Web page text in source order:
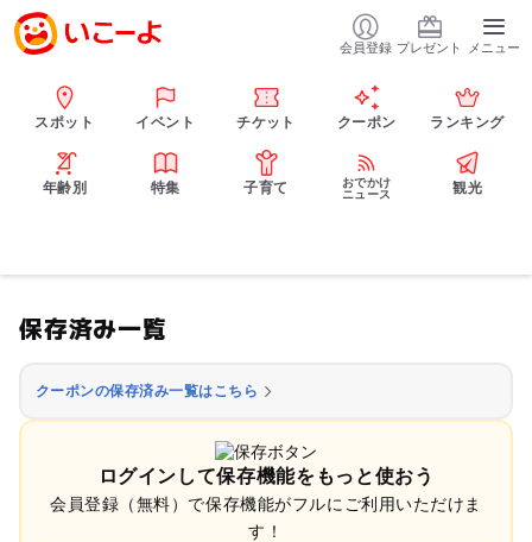
会員登録 プレゼント メニュー
スポット イベント チケット クーポン ランキング
年齢別 特集 子育て
おでかけ
ニュース
観光
保存済み一覧
クーポンの保存済み一覧はこちら
ログインして保存機能をもっと使おう
会員登録（無料）で保存機能がフルにご利用いただけま
す！